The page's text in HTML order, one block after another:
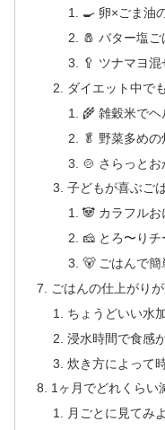
🍳 卵×ごま油
🧂 バター塩ご
🥄 ツナマヨ
ダイエット中で
🌾 雑穀米でヘ
🥬 野菜多め
🍲 さらっと
子どもが喜ぶご
🐼 カラフルお
🧀 とろ〜りチ
🐻 ごはんで
ごはんの仕上がり
ちょうどいい水
浸水時間で食感
炊き方によって
1ヶ月でどれくらい
月ごとに見てみ